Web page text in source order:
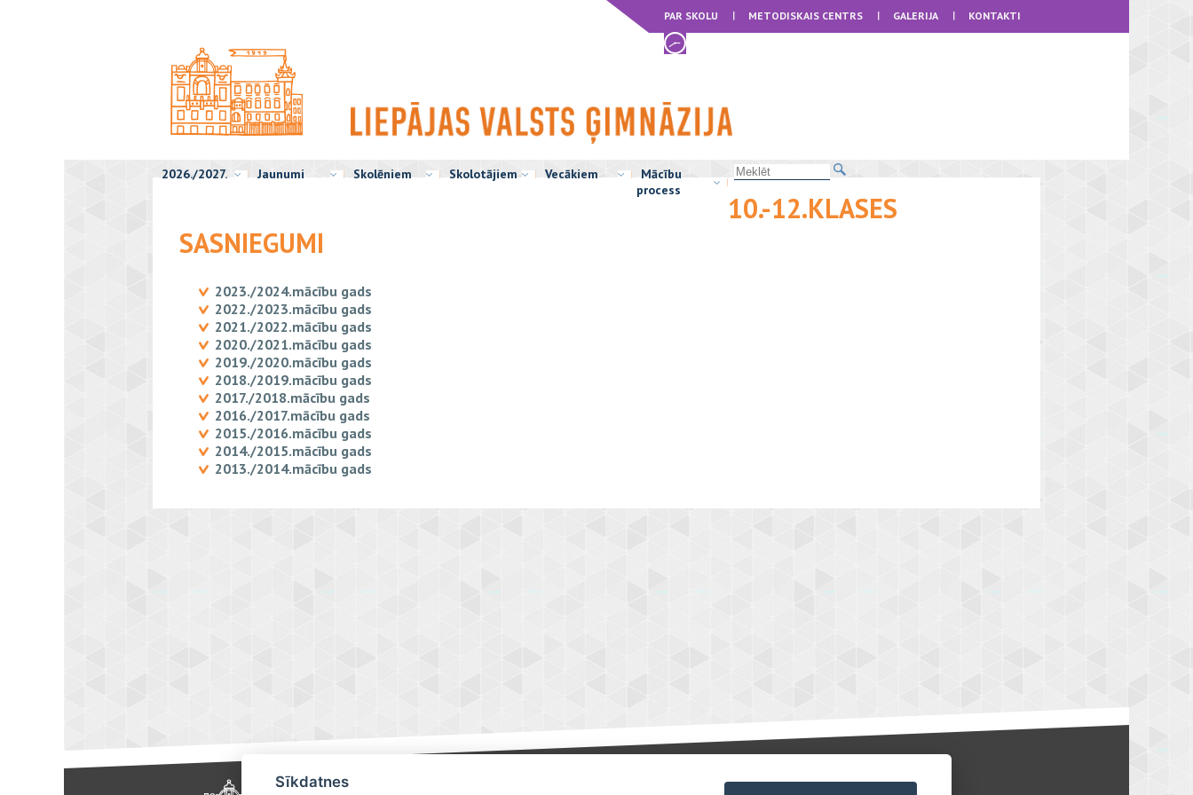
PAR SKOLU METODISKAIS CENTRS GALERIJA KONTAKTI
2026./2027. Jaunumi Skolēniem Skolotājiem Vecākiem
Mācību
process
10.-12.KLASES
SASNIEGUMI
2023./2024.mācību gads
2022./2023.mācību gads
2021./2022.mācību gads
2020./2021.mācību gads
2019./2020.mācību gads
2018./2019.mācību gads
2017./2018.mācību gads
2016./2017.mācību gads
2015./2016.mācību gads
2014./2015.mācību gads
2013./2014.mācību gads
Sīkdatnes